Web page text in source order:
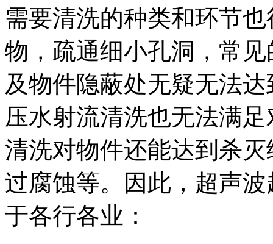
需要清洗的种类和环节
物，疏通细小孔洞，常
及物件隐蔽处无疑无法
压水射流清洗也无法满
清洗对物件还能达到杀
过腐蚀等。因此，超声
于各行各业：